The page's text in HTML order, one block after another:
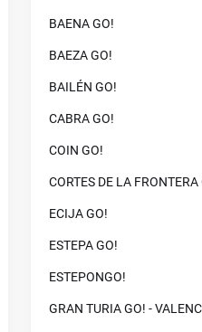
BAENA GO!
BAEZA GO!
BAILÉN GO!
CABRA GO!
COIN GO!
CORTES DE LA
ECIJA GO!
ESTEPA GO!
ESTEPONGO!
GRAN TURIA GO! -